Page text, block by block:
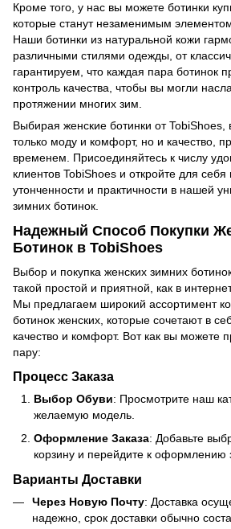
Кроме того, у нас вы можете ботинки
которые станут незаменимым
Наши ботинки из натуральной кожи
различными стилями одежды, от
гарантируем, что каждая пара ботинок
контроль качества, чтобы вы могли
протяжении многих зим.
Выбирая женские ботинки от
только моду и комфорт, но и качество,
временем. Присоединяйтесь к числу
клиентов TobiShoes и откройте для
утонченности и практичности в нашей
зимних ботинок.
Надежный Способ Покупки
Ботинок в TobiShoes
Выбор и покупка женских зимних
такой простой и приятной, как в
Мы предлагаем широкий ассортимент
ботинок женских, которые сочетают в
качество и комфорт. Вот как вы можете
пару:
Процесс Заказа
Выбор Обуви: Просмотрите наш
желаемую модель.
Оформление Заказа: Добавьте
корзину и перейдите к оформлению
Варианты Доставки
Через Новую Почту: Доставка
надежно, срок доставки обычно